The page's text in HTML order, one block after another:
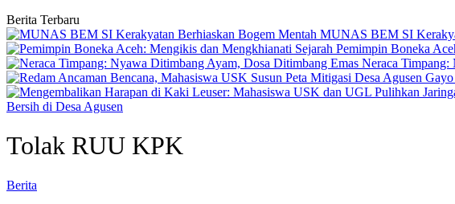
Berita Terbaru
MUNAS BEM SI
Pemimpin Boneka
Neraca
Bersih di Desa Agusen
Tolak RUU KPK
Berita